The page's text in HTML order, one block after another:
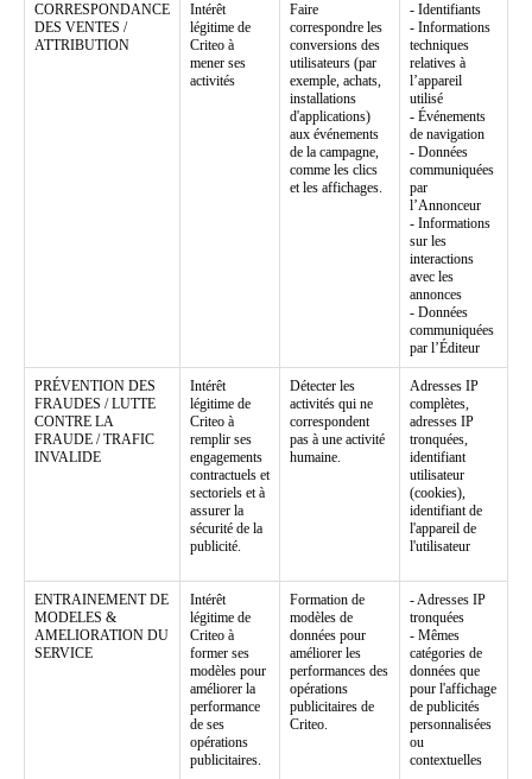
CORRESPONDANCE
DES VENTES /
ATTRIBUTION
Intérêt
légitime de
Criteo à
mener ses
activités
Faire
correspondre les
conversions des
utilisateurs (par
exemple, achats,
installations
d'applications)
aux événements
de la campagne,
comme les clics
et les affichages.
- Identifiants
- Informations
techniques
relatives à
l’appareil
utilisé
- Événements
de navigation
- Données
communiquées
par
l’Annonceur
- Informations
sur les
interactions
avec les
annonces
- Données
communiquées
par l’Éditeur
PRÉVENTION DES
FRAUDES / LUTTE
CONTRE LA
FRAUDE / TRAFIC
INVALIDE
Intérêt
légitime de
Criteo à
remplir ses
engagements
contractuels et
sectoriels et à
assurer la
sécurité de la
publicité.
Détecter les
activités qui ne
correspondent
pas à une activité
humaine.
Adresses IP
complètes,
adresses IP
tronquées,
identifiant
utilisateur
(cookies),
identifiant de
l'appareil de
l'utilisateur
ENTRAINEMENT DE
MODELES &
AMELIORATION DU
SERVICE
Intérêt
légitime de
Criteo à
former ses
modèles pour
améliorer la
performance
de ses
opérations
publicitaires.
Formation de
modèles de
données pour
améliorer les
performances des
opérations
publicitaires de
Criteo.
- Adresses IP
tronquées
- Mêmes
catégories de
données que
pour l'affichage
de publicités
personnalisées
ou
contextuelles